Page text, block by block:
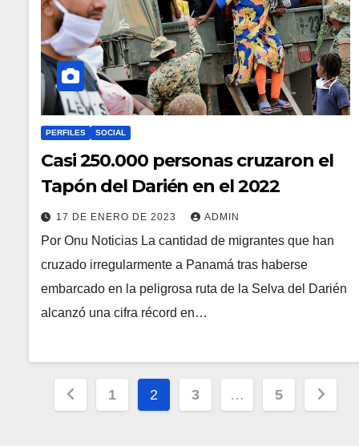
PERFILES SOCIAL
Casi 250.000 personas cruzaron el
Tapón del Darién en el 2022
17 DE ENERO DE 2023 ADMIN
Por Onu Noticias La cantidad de migrantes que han
cruzado irregularmente a Panamá tras haberse
embarcado en la peligrosa ruta de la Selva del Darién
alcanzó una cifra récord en…
Paginación
1 2 3 … 5